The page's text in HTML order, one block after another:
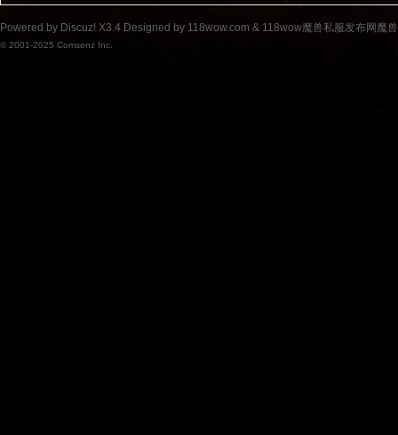
Powered by Discuz! X3.4 Designed by 118wow.com & 118wow魔兽私服发布网魔
© 2001-2025 Comsenz Inc.